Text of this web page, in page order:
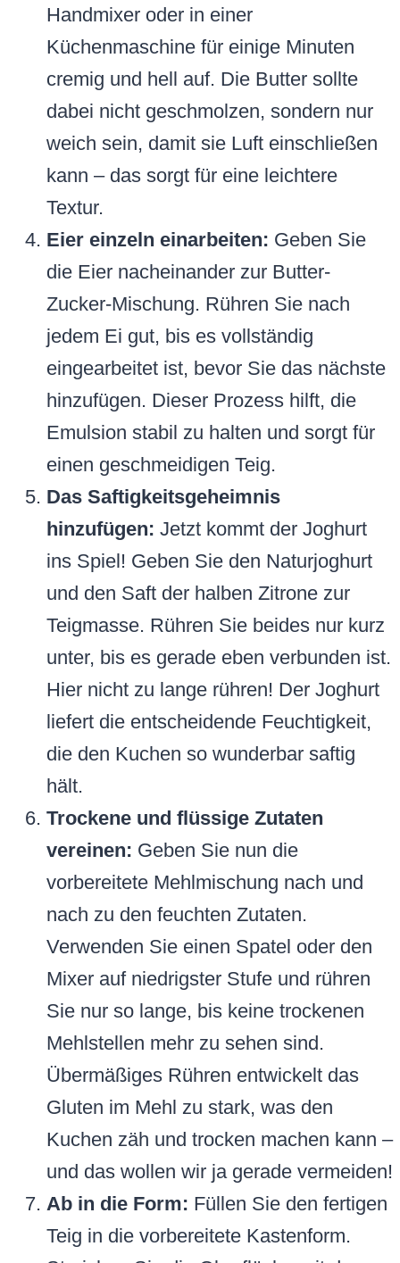
Handmixer oder in einer
Küchenmaschine für einige Minuten
cremig und hell auf. Die Butter sollte
dabei nicht geschmolzen, sondern nur
weich sein, damit sie Luft einschließen
kann – das sorgt für eine leichtere
Textur.
Eier einzeln einarbeiten: Geben Sie
die Eier nacheinander zur Butter-
Zucker-Mischung. Rühren Sie nach
jedem Ei gut, bis es vollständig
eingearbeitet ist, bevor Sie das nächste
hinzufügen. Dieser Prozess hilft, die
Emulsion stabil zu halten und sorgt für
einen geschmeidigen Teig.
Das Saftigkeitsgeheimnis
hinzufügen: Jetzt kommt der Joghurt
ins Spiel! Geben Sie den Naturjoghurt
und den Saft der halben Zitrone zur
Teigmasse. Rühren Sie beides nur kurz
unter, bis es gerade eben verbunden ist.
Hier nicht zu lange rühren! Der Joghurt
liefert die entscheidende Feuchtigkeit,
die den Kuchen so wunderbar saftig
hält.
Trockene und flüssige Zutaten
vereinen: Geben Sie nun die
vorbereitete Mehlmischung nach und
nach zu den feuchten Zutaten.
Verwenden Sie einen Spatel oder den
Mixer auf niedrigster Stufe und rühren
Sie nur so lange, bis keine trockenen
Mehlstellen mehr zu sehen sind.
Übermäßiges Rühren entwickelt das
Gluten im Mehl zu stark, was den
Kuchen zäh und trocken machen kann –
und das wollen wir ja gerade vermeiden!
Ab in die Form: Füllen Sie den fertigen
Teig in die vorbereitete Kastenform.